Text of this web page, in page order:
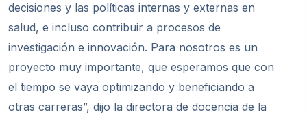
decisiones y las políticas internas y externas en
salud, e incluso contribuir a procesos de
investigación e innovación. Para nosotros es un
proyecto muy importante, que esperamos que con
el tiempo se vaya optimizando y beneficiando a
otras carreras”, dijo la directora de docencia de la